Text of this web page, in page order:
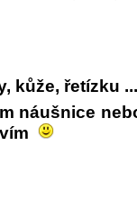
řetízku
náušnice